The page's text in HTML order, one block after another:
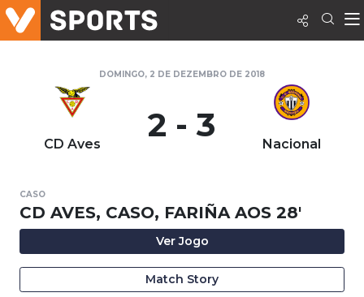
DOMINGO, 2 DE DEZEMBRO DE 2018
CD Aves 2 - 3 Nacional
CASO
CD AVES, CASO, FARIÑA AOS 28'
Ver Jogo
Match Story